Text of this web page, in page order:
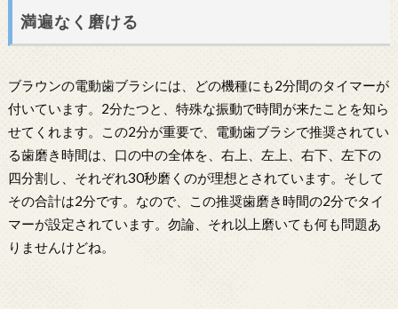
満遍なく磨ける
ブラウンの電動歯ブラシには、どの機種にも2分間のタイマーが
付いています。2分たつと、特殊な振動で時間が来たことを知ら
せてくれます。この2分が重要で、電動歯ブラシで推奨されてい
る歯磨き時間は、口の中の全体を、右上、左上、右下、左下の
四分割し、それぞれ30秒磨くのが理想とされています。そして
その合計は2分です。なので、この推奨歯磨き時間の2分でタイ
マーが設定されています。勿論、それ以上磨いても何も問題あ
りませんけどね。